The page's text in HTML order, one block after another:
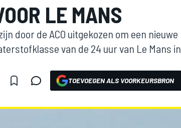
LE MANS
door de ACO uitgekozen om een nieuwe
van de 24 uur van Le Mans in
TOEVOEGEN ALS VOORKEURSBRON